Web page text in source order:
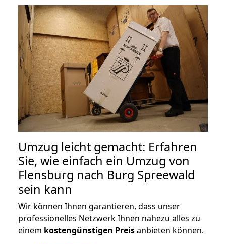
Umzug leicht gemacht: Erfahren
Sie, wie einfach ein Umzug von
Flensburg nach Burg Spreewald
sein kann
Wir können Ihnen garantieren, dass unser
professionelles Netzwerk Ihnen nahezu alles zu
einem kostengünstigen Preisanbieten können.